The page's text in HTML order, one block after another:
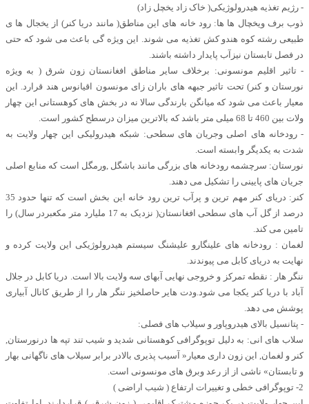
- رژیم تغذیه هیدرولوژیکی( خاک زاد یخچل زاد)
ذوب برف ویخچال ها ها: رود خانه های این مناطق( مانند دریا کنر) از یخجال ها ی
طبیعی رشته کوه هندو کش تغذیه می شوند. این ویژه گی باعث می شود که حتی
در فصل تابستان نیزآب پایدار داشته باشند.
- تاثیر اقلیم مونسونی: برخلاف سایر مناطق افغانستان زون شرق ( به ویژه
نورستان و کنر) تحت تاثیر جبهه های باران زای مونسون اقیانوس هند قرارد. این
معیار باعث می شود که میانگن بارندگی سالا نه در بخش های کوهستانی این چهار
ولات بین 460 تا 68 میلی متر باشد که بالاترین میزان درسطح کشور است.
- رودخانه های اصلی وجریان های سطحی: شبکه هیدرولیکی این چهار ولایت به
شدت به یکدیگر وابسته است.
نورستان: سرچشمه رودخانه های بزرگی مانند باشگل ,ورمگل است که منابع اصلی
جریان های پایینی را تشکیل می دهند.
کنر: دریای کنر مهم ترین و پرآب ترین رود خانه این بخش است که تنها حدود 35
درصد از گل آب های سطحی افغانستان( نزدیک به 17 ملیارد متر مکعبردر سال) را
تامین می کند.
لغمان : رودخانه های علینگارو علیشنگ سیستم هیدرولوژیکی این ولایت کرده و
نهایت به دریای کابل می پیوندند.
ننگر هار : نقطه تمرکز و خروجی نهایی آبهای سه ولایت بالا است. دریا کابل در جلال
آباد با دریا کنر یکجا می شود.ودت هایر حاصلخیز ننگر هار را از طریق کانال آبیاری
پوشش می دهد.
- پتانسیل بالای هیدروپاور و سیلاب های فصلی:
سلاب های انی: به دلیل توپوگرافی کوهستانی شدید و شیب تند تپه ها درنورستان,
کنر و لغمان, این زون داری معیار« آسیب پذیری بالادر برابر سیلاب های ناگهانی بهار
و تابستان» ناشی از از رعد وبرق های مونسونی است.
2- توپوگرافی خطی و تغییرات ارتفاع ( شیب اراضی )